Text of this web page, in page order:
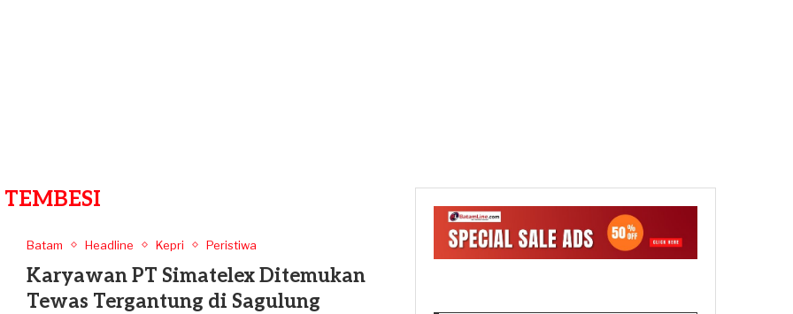
TEMBESI
Batam Headline Kepri Peristiwa
Karyawan PT Simatelex Ditemukan
Tewas Tergantung di Sagulung